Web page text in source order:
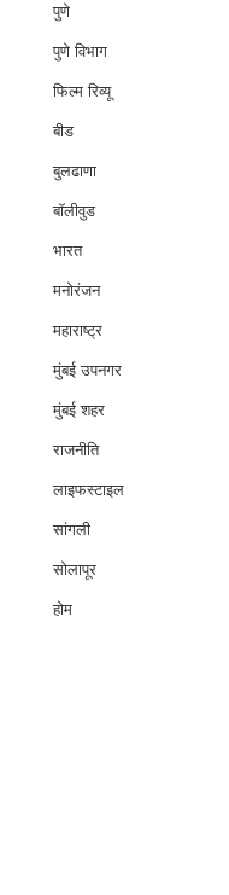
पुणे
पुणे विभाग
फिल्म रिव्यू
बीड
बुलढाणा
बॉलीवुड
भारत
मनोरंजन
महाराष्ट्र
मुंबई उपनगर
मुंबई शहर
राजनीति
लाइफस्टाइल
सांगली
सोलापूर
होम